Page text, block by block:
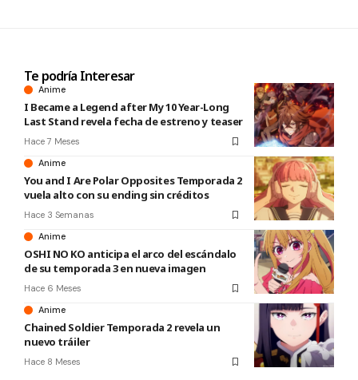
Te podría Interesar
Anime
I Became a Legend after My 10 Year-Long
Last Stand revela fecha de estreno y teaser
Hace 7 Meses
Anime
You and I Are Polar Opposites Temporada 2
vuela alto con su ending sin créditos
Hace 3 Semanas
Anime
OSHI NO KO anticipa el arco del escándalo
de su temporada 3 en nueva imagen
Hace 6 Meses
Anime
Chained Soldier Temporada 2 revela un
nuevo tráiler
Hace 8 Meses